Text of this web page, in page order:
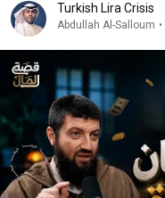
Turkish Lira Crisis
Abdullah Al-Salloum •